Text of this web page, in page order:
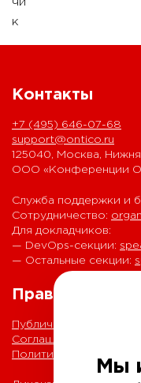
Контакты
+7 (495) 646-07-68
support@ontico.ru
125040, Москва,
ООО «Конференции
Служба поддержки и
Сотрудничество:
Для докладчиков:
— DevOps-секции:
— Остальные секции:
Правовая
Публичная оферта
Соглашение на
Политика обработки
Мы